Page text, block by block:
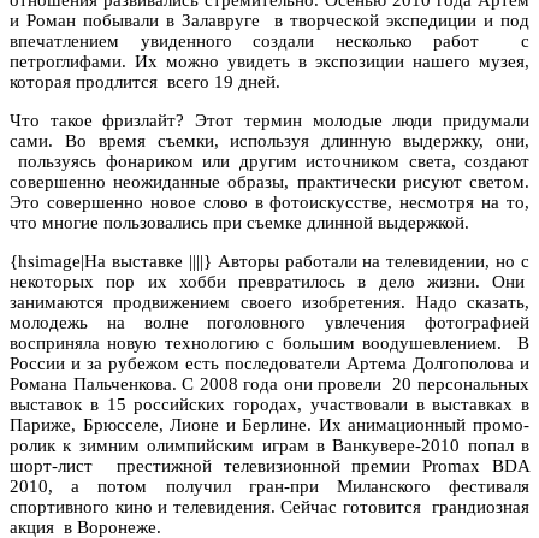
и Роман побывали в Залавруге
в творческой экспедиции и под
впечатлением увиденного создали несколько работ
с
петроглифами. Их можно увидеть в экспозиции нашего музея,
которая продлится всего 19 дней.
Что такое фризлайт? Этот термин молодые люди придумали
сами. Во время съемки, используя длинную выдержку, они,
пользуясь фонариком или другим источником света, создают
совершенно неожиданные образы, практически рисуют светом.
Это совершенно новое слово в фотоискусстве, несмотря на то,
что многие пользовались при съемке длинной выдержкой.
{hsimage|На выставке ||||} Авторы работали на телевидении, но с
некоторых пор их хобби превратилось в дело жизни. Они
занимаются продвижением своего изобретения. Надо сказать,
молодежь на волне поголовного увлечения фотографией
восприняла новую технологию с большим воодушевлением. В
России и за рубежом есть последователи Артема Долгополова и
Романа Пальченкова. С 2008 года они провели 20 персональных
выставок в 15 российских городах, участвовали в выставках в
Париже, Брюсселе, Лионе и Берлине. Их анимационный промо-
ролик к зимним олимпийским играм в Ванкувере-2010 попал в
шорт-лист
престижной телевизионной премииPromax
BDA
2010, а потом получил гран-при Миланского фестиваля
спортивного кино и телевидения. Сейчас готовится грандиозная
акция в Воронеже.